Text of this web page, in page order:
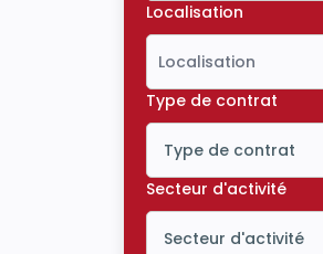
Localisation
Type de contrat
Type de contrat
Icône ouvrir la liste
Secteur d'activité
Secteur d'activité
Icône ouvrir la liste